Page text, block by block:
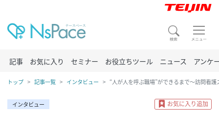
記事 お気に入り セミナー お役立ちツール ニュース アンケ
トップ 記事一覧 インタビュー “人が人を呼ぶ職場”ができるまで～訪問看
インタビュー